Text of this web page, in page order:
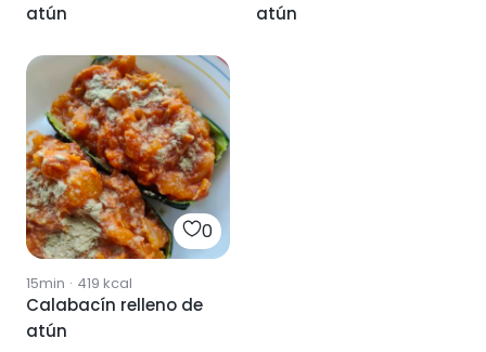
atún
atún
0
15min · 419 kcal
Calabacín relleno de
atún